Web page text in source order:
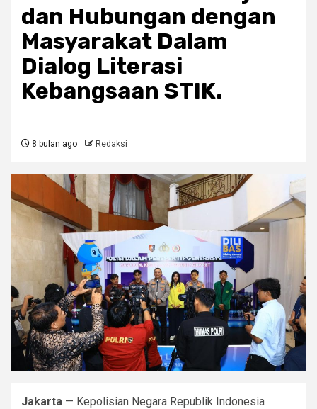
dan Hubungan dengan
Masyarakat Dalam
Dialog Literasi
Kebangsaan STIK.
8 bulan ago Redaksi
Jakarta — Kepolisian Negara Republik Indonesia